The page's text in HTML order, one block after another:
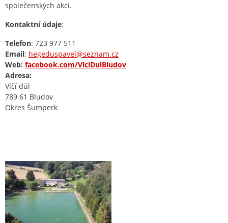
společenských akcí.
Kontaktní údaje:
Telefon: 723 977 511
Email: hegeduspavel@seznam.cz
Web: facebook.com/VlciDulBludov
Adresa:
Vlčí důl
789 61 Bludov
Okres Šumperk